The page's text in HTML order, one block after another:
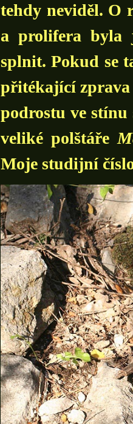
tehdy neviděl. O
a prolifera byla
splnit. Pokud se
přitékající zprava
podrostu ve stínu
veliké polštáře
Moje studijní